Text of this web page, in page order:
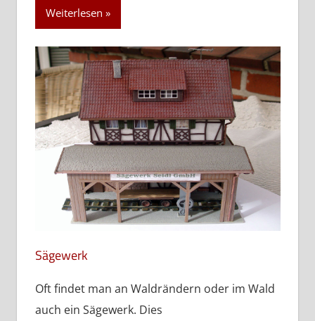
Weiterlesen
Sägewerk
Oft findet man an Waldrändern oder im Wald
auch ein Sägewerk. Dies